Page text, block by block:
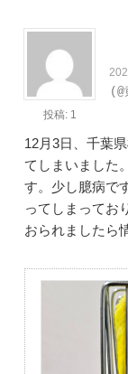
投稿: 1
12月3日、千葉
てしまいました
す。少し臆病で
ってしまってお
おられましたら